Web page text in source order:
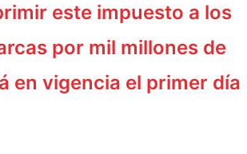
este impuesto a los
por mil millones de
en vigencia el primer día